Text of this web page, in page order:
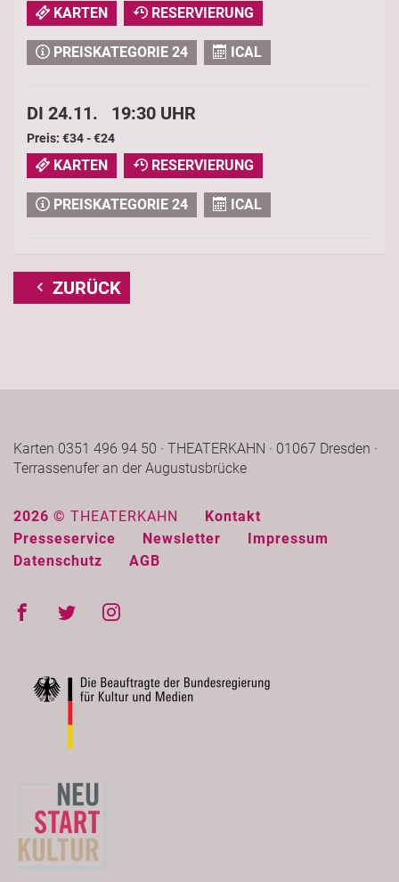
KARTEN RESERVIERUNG
PREISKATEGORIE 24 ICAL
DI 24.11. 19:30 UHR
Preis: €34 - €24
KARTEN RESERVIERUNG
PREISKATEGORIE 24 ICAL
ZURÜCK
Karten 0351 496 94 50 · THEATERKAHN · 01067 Dresden ·
Terrassenufer an der Augustusbrücke
2026 © THEATERKAHN
Kontakt
Presseservice
Newsletter
Impressum
Datenschutz
AGB